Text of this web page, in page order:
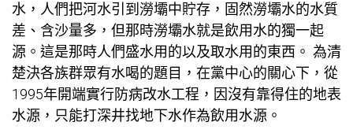
水，人們把河水引到澇壩中貯存，固然澇壩水的水質
差、含沙量多，但那時澇壩水就是飲用水的獨一起
源。這是那時人們盛水用的以及取水用的東西。 為清
楚決各族群眾有水喝的題目，在黨中心的關心下，從
1995年開端實行防病改水工程，因沒有靠得住的地表
水源，只能打深井找地下水作為飲用水源。